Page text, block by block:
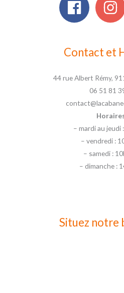
Contact et
44 rue Albert Rémy,
06 51 81
– mardi au jeudi
– vendredi :
– samedi :
– dimanche :
Situez notre